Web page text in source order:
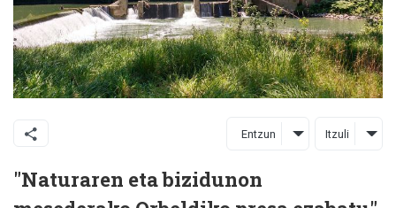
Entzun Itzuli
"Naturaren eta bizidunon